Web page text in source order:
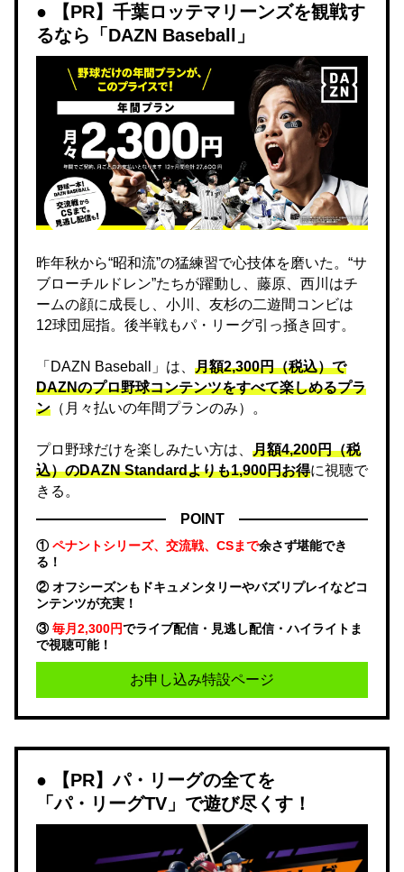
【PR】千葉ロッテマリーンズを観戦す
るなら「DAZN Baseball」
昨年秋から“昭和流”の猛練習で心技体を磨いた。“サ
ブローチルドレン”たちが躍動し、藤原、西川はチ
ームの顔に成長し、小川、友杉の二遊間コンビは
12球団屈指。後半戦もパ・リーグ引っ掻き回す。
「DAZN Baseball」は、 月額2,300円（税込）で
DAZNのプロ野球コンテンツをすべて楽しめるプラ
ン （月々払いの年間プランのみ）。
プロ野球だけを楽しみたい方は、 月額4,200円（税
込）のDAZN Standard​よりも1,900円お得に視聴で
きる。
POINT
①ペナントシリーズ、交流戦、CSまで余さず堪能でき
る！
② オフシーズンもドキュメンタリーやバズリプレイなどコ
ンテンツが充実！
③毎月2,300円でライブ配信・見逃し配信・ハイライトま
で視聴可能！
お申し込み特設ページ
【PR】パ・リーグの全てを
「パ・リーグTV」で遊び尽くす！